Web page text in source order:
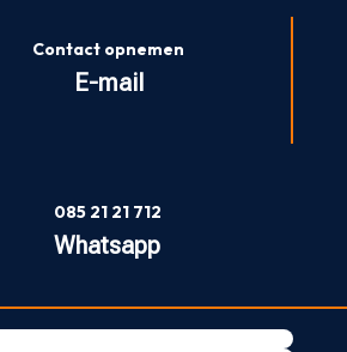
Contact opnemen
E-mail
085 21 21 712
Whatsapp